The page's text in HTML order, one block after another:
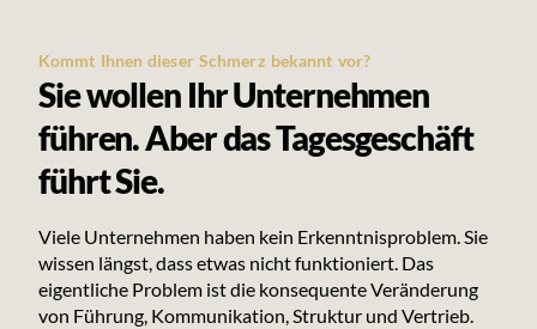
Kommt Ihnen dieser Schmerz bekannt vor?
Sie wollen Ihr Unternehmen
führen. Aber das Tagesgeschäft
führt Sie.
Viele Unternehmen haben kein Erkenntnisproblem. Sie
wissen längst, dass etwas nicht funktioniert. Das
eigentliche Problem ist die konsequente Veränderung
von Führung, Kommunikation, Struktur und Vertrieb.